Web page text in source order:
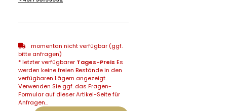
momentan nicht verfügbar (ggf.
bitte anfragen)
* letzter verfügbarer Tages-Preis Es
werden keine freien Bestände in den
verfügbaren Lägern angezeigt.
Verwenden Sie ggf. das Fragen-
Formular auf dieser Artikel-Seite für
Anfragen...